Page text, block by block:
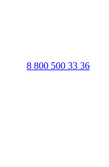
8 800 500 33 36